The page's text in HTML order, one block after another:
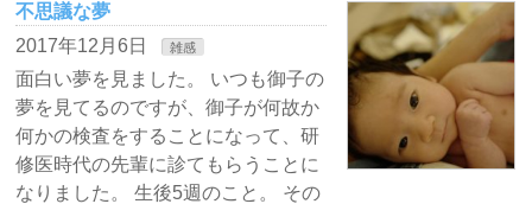
不思議な夢
2017年12月6日
雑感
面白い夢を見ました。 いつも御子の
夢を見てるのですが、御子が何故か
何かの検査をすることになって、研
修医時代の先輩に診てもらうことに
なりました。 生後5週のこと。 その